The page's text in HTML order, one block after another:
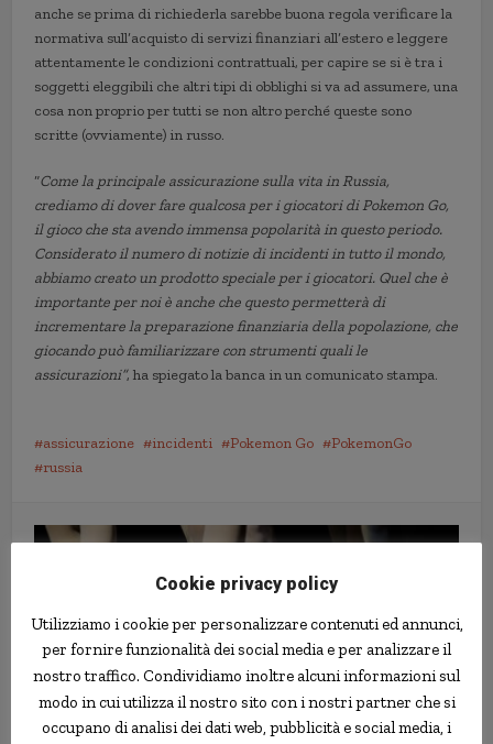
anche se prima di richiederla sarebbe buona regola verificare la
normativa sull’acquisto di servizi finanziari all’estero e leggere
attentamente le condizioni contrattuali, per capire se si è tra i
soggetti eleggibili che altri tipi di obblighi si va ad assumere, una
cosa non proprio per tutti se non altro perché queste sono
scritte (ovviamente) in russo.
“Come la principale assicurazione sulla vita in Russia,
crediamo di dover fare qualcosa per i giocatori di Pokemon Go,
il gioco che sta avendo immensa popolarità in questo periodo.
Considerato il numero di notizie di incidenti in tutto il mondo,
abbiamo creato un prodotto speciale per i giocatori. Quel che è
importante per noi è anche che questo permetterà di
incrementare la preparazione finanziaria della popolazione, che
giocando può familiarizzare con strumenti quali le
assicurazioni”, ha spiegato la banca in un comunicato stampa.
assicurazione incidenti Pokemon Go
PokemonGo
russia
Cookie privacy policy
Utilizziamo i cookie per personalizzare contenuti ed annunci,
per fornire funzionalità dei social media e per analizzare il
nostro traffico. Condividiamo inoltre alcuni informazioni sul
modo in cui utilizza il nostro sito con i nostri partner che si
occupano di analisi dei dati web, pubblicità e social media, i